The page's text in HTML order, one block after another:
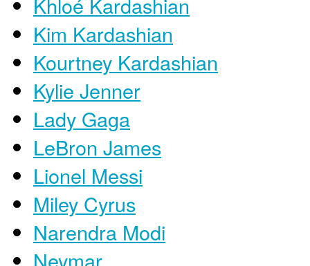
Kim Kardashian
Kourtney Kardashian
Kylie Jenner
Lady Gaga
LeBron James
Lionel Messi
Miley Cyrus
Narendra Modi